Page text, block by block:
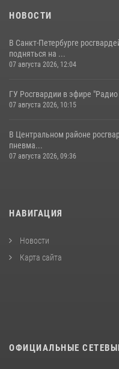
НОВОСТИ
В Санкт-Петербурге
подняться на ...
07 августа 2026, 12:04
ГУ Росгвардии в эфире "Радио
07 августа 2026, 10:15
В Центральном районе
пневма...
07 августа 2026, 09:36
НАВИГАЦИЯ
Новости
Карта сайта
ОФИЦИАЛЬНЫЕ